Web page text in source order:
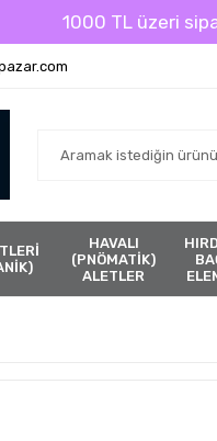
1000 TL üzeri
HAVALI
(PNÖMATİK)
ALETLER